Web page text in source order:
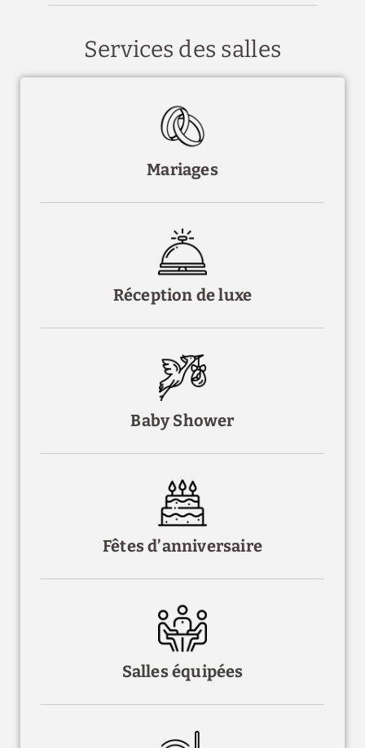
Services des salles
Mariages
Réception de luxe
Baby Shower
Fêtes d’anniversaire
Salles équipées